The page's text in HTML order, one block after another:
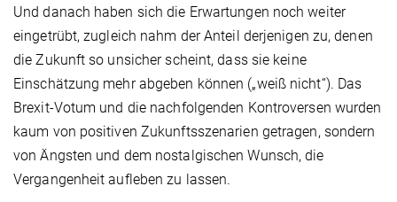
Und danach haben sich die Erwartungen noch weiter
eingetrübt, zugleich nahm der Anteil derjenigen zu, denen
die Zukunft so unsicher scheint, dass sie keine
Einschätzung mehr abgeben können („weiß nicht“). Das
Brexit-Votum und die nachfolgenden Kontroversen wurden
kaum von positiven Zukunftsszenarien getragen, sondern
von Ängsten und dem nostalgischen Wunsch, die
Vergangenheit aufleben zu lassen.